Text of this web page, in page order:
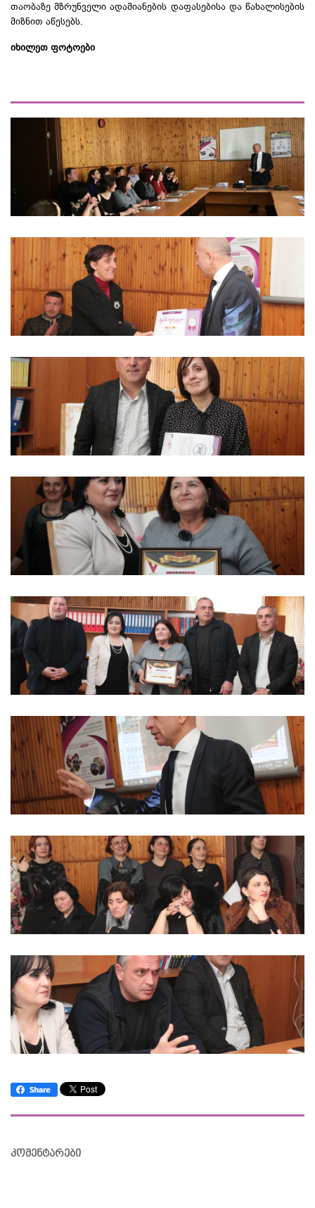
თაობაზე მზრუნველი ადამიანების დაფასებისა და წახალისების
მიზნით აწესებს.
იხილეთ ფოტოები
კომენტარები